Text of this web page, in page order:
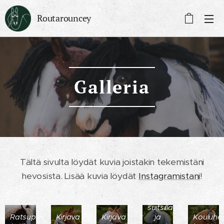
Routarouncey
Galleria
Tältä sivulta löydät kuvia joistakin tekemistäni
hevosista. Lisää kuvia löydätInstagramistani!
Ratsuponi
Kirjava
Kirjava
suitsilla
ja